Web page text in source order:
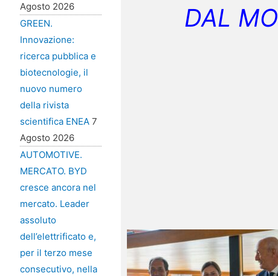
Agosto 2026
GREEN.
Innovazione:
ricerca pubblica e
biotecnologie, il
nuovo numero
della rivista
scientifica ENEA 7
Agosto 2026
AUTOMOTIVE.
MERCATO. BYD
cresce ancora nel
mercato. Leader
assoluto
dell’elettrificato e,
per il terzo mese
consecutivo, nella
DAL